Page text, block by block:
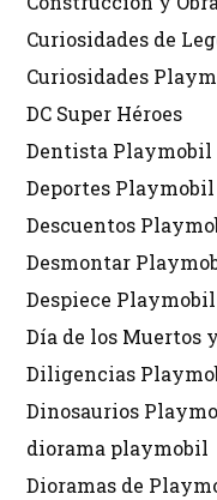
Curiosidades de
Curiosidades
DC Super Héroes
Dentista Playmobil
Deportes Playmobil
Descuentos
Desmontar
Despiece Playmobil
Día de los Muertos
Diligencias
Dinosaurios
diorama playmobil
Dioramas de